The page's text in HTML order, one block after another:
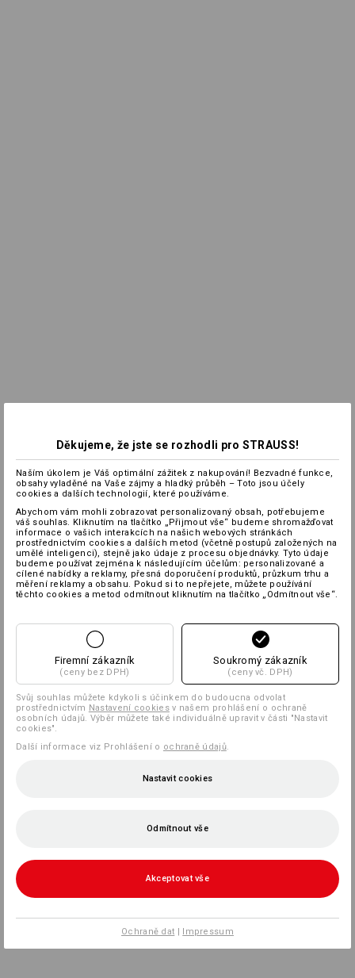
Děkujeme, že jste se rozhodli pro STRAUSS!
Naším úkolem je Váš optimální zážitek z nakupování! Bezvadné funkce,
obsahy vyladěné na Vaše zájmy a hladký průběh – Toto jsou účely
cookies a dalších technologií, které používáme.
Abychom vám mohli zobrazovat personalizovaný obsah, potřebujeme
váš souhlas. Kliknutím na tlačítko „Přijmout vše“ budeme shromažďovat
informace o vašich interakcích na našich webových stránkách
prostřednictvím cookies a dalších metod (včetně postupů založených na
umělé inteligenci), stejně jako údaje z procesu objednávky. Tyto údaje
budeme používat zejména k následujícím účelům: personalizované a
cílené nabídky a reklamy, přesná doporučení produktů, průzkum trhu a
měření reklamy a obsahu. Pokud si to nepřejete, můžete používání
těchto cookies a metod odmítnout kliknutím na tlačítko „Odmítnout vše“.
Firemní zákazník
(ceny bez DPH)
Soukromý zákazník
(ceny vč. DPH)
Svůj souhlas můžete kdykoli s účinkem do budoucna odvolat
prostřednictvím Nastavení cookiesv našem prohlášení o ochraně
osobních údajů. Výběr můžete také individuálně upravit v části "Nastavit
cookies".
Další informace viz Prohlášení o ochraně údajů.
Nastavit cookies
Odmítnout vše
Akceptovat vše
Ochraně dat | Impressum